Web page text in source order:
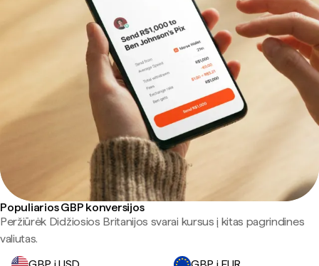
Populiarios GBP konversijos
Peržiūrėk Didžiosios Britanijos svarai kursus į kitas pagrindines
valiutas.